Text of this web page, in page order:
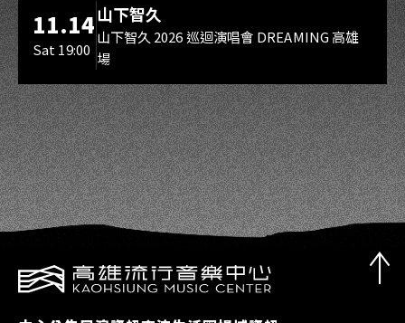
11.14
Sat 19:00
山下智久
山下智久 2026 巡迴演唱會 DREAMING 高雄
場